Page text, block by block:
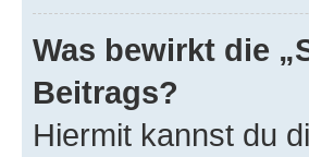
Was bewirkt die
Beitrags?
Hiermit kannst du